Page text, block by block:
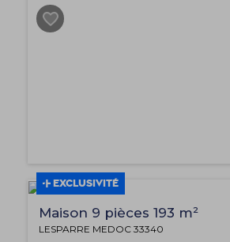
EXCLUSIVITÉ
Maison 9 pièces 193 m²
LESPARRE MEDOC 33340